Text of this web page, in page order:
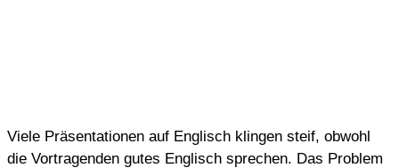
Viele Präsentationen auf Englisch klingen steif, obwohl
die Vortragenden gutes Englisch sprechen. Das Problem